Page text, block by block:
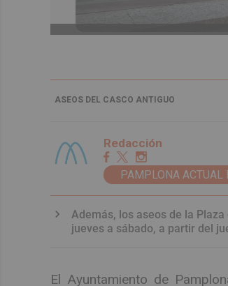
ASEOS DEL CASCO ANTIGUO
Redacción
PAMPLONA ACTUAL
Además, los aseos de la
jueves a sábado, a partir del
El Ayuntamiento de